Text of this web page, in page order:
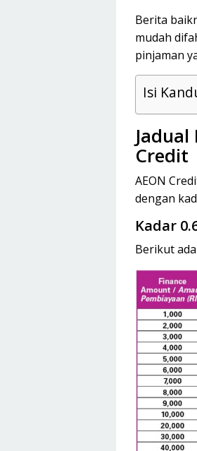
Berita
mudah
pinjaman
Isi
Credit
AEON
dengan
Kadar
Berikut